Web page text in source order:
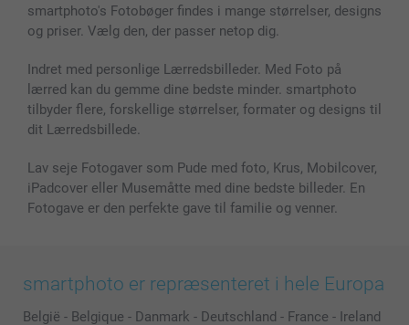
smartphoto's Fotobøger findes i mange størrelser, designs
og priser. Vælg den, der passer netop dig.
Indret med personlige Lærredsbilleder. Med Foto på
lærred kan du gemme dine bedste minder. smartphoto
tilbyder flere, forskellige størrelser, formater og designs til
dit Lærredsbillede.
Lav seje Fotogaver som Pude med foto, Krus, Mobilcover,
iPadcover eller Musemåtte med dine bedste billeder. En
Fotogave er den perfekte gave til familie og venner.
smartphoto er repræsenteret i hele Europa
België - Belgique - Danmark - Deutschland - France - Ireland